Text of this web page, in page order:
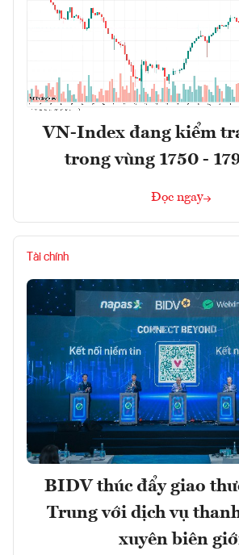
VN-Index đang kiểm
trong vùng 1750 -
Đọc ngay
Tài chính
BIDV thúc đẩy giao
Trung với dịch vụ
xuyên biên